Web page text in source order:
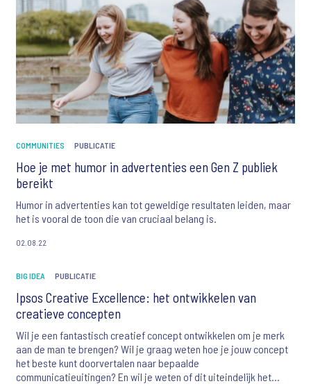
COMMUNITIES PUBLICATIE
Hoe je met humor in advertenties een Gen Z publiek
bereikt
Humor in advertenties kan tot geweldige resultaten leiden, maar
het is vooral de toon die van cruciaal belang is.
02.08.22
BIG IDEA PUBLICATIE
Ipsos Creative Excellence: het ontwikkelen van
creatieve concepten
Wil je een fantastisch creatief concept ontwikkelen om je merk
aan de man te brengen? Wil je graag weten hoe je jouw concept
het beste kunt doorvertalen naar bepaalde
communicatieuitingen? En wil je weten of dit uiteindelijk het